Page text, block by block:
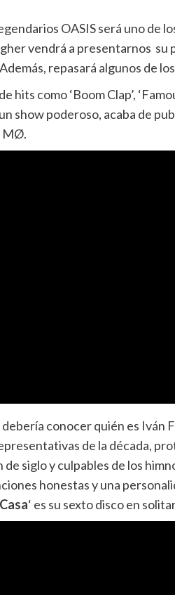
OASIS será uno de
vendrá a presentarnos su
repasará algunos de
como ‘Boom Clap’,
show poderoso, acaba de
MØ.
conocer quién es Iván
de la década,
siglo y culpables de los
honestas y una
Casa‘ es su sexto disco en